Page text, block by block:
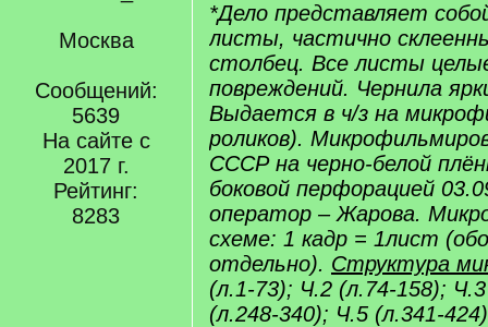
Москва
Сообщений:
5639
На сайте с
2017 г.
Рейтинг:
8283
*Дело представляет
листы, частично
столбец. Все листы
повреждений. Чернила
Выдается в ч/з на
роликов).
СССР на черно-белой
боковой перфорацией
оператор – Жарова.
схеме: 1 кадр = 1лист
отдельно). Структура
(л.1-73); Ч.2 (л.74-158);
(л.248-340); Ч.5 (л.341-